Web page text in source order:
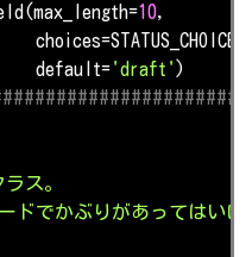
10
default=
'draft' )
ス。
ドでかぶりがあってはいけ